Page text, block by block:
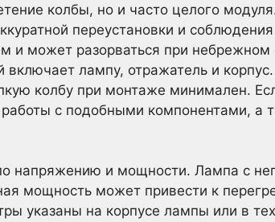
колбы, но и часто целого
переустановки и
и может разорваться при
включает лампу, отражатель и
колбу при монтаже минимален.
работы с подобными компонентами, а
напряжению и мощности. Лампа с
мощность может привести к
указаны на корпусе лампы или в